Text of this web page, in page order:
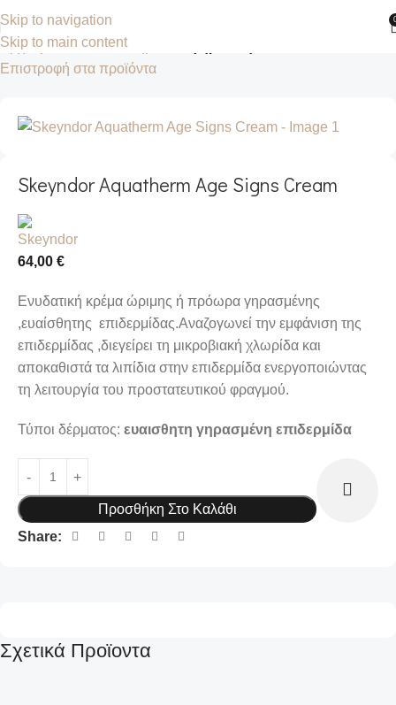
Skip to navigation
Skip to main content
Αρχική σελίδα Κατάστημα
Επιστροφή στα προϊόντα
Skeyndor Aquatherm Age Signs Cream
64,00 €
Ενυδατική κρέμα ώριμης ή πρόωρα γηρασμένης
,ευαίσθητης επιδερμίδας.Αναζογωνεί την εμφάνιση της
επιδερμίδας ,διεγείρει τη μικροβιακή χλωρίδα και
αποκαθιστά τα λιπίδια στην επιδερμίδα ενεργοποιώντας
τη λειτουργία του προστατευτικού φραγμού.
Τύποι δέρματος: ευαισθητη γηρασμένη επιδερμίδα
Προσθήκη Στο Καλάθι
Share:
Σχετικά Προϊοντα